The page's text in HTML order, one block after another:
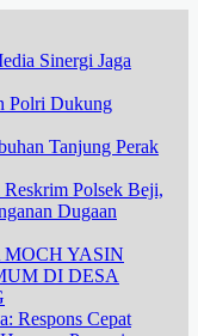
Sinergi Jaga
Polri Dukung
Tanjung Perak
Polsek Beji,
Dugaan
YASIN
DI DESA
Respons Cepat